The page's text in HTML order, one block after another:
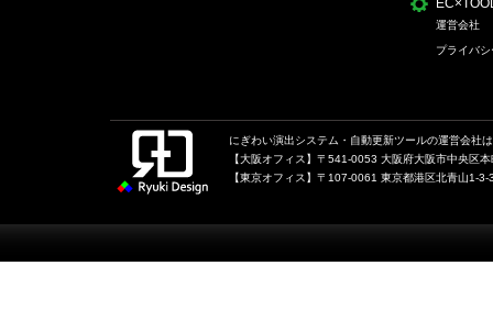
運営会社
プライバ
にぎわい演出システム・自動更新ツールの運営会
【大阪オフィス】〒541-0053 大阪府大阪市中央区
【東京オフィス】〒107-0061 東京都港区北青山1-